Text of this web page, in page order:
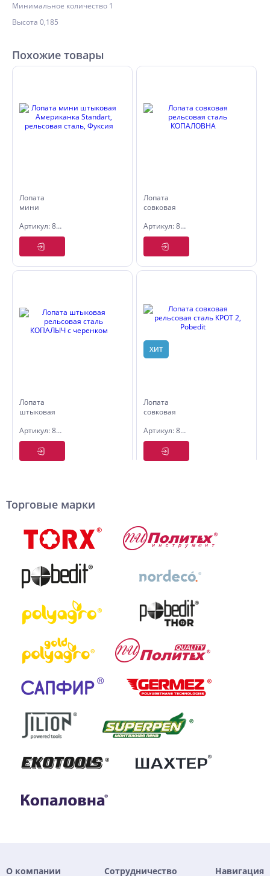
Минимальное количество 1
Высота 0,185
Похожие товары
Лопата
мини
Американка
Standart,
рельсовая
сталь,
Фуксия
Артикул: 8025152
Лопата
совковая
сталь
КОПАЛОВНА
Артикул: 8025178
Лопата
штыковая
сталь
КОПАЛЫЧ
черенком
Артикул: 8025142
ХИТ
Лопата
совковая
сталь КРОТ
2, Pobedit
Артикул: 8025118
Торговые марки
О компании Сотрудничество Навигация